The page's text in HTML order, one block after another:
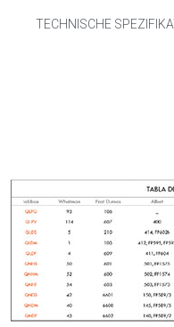
TECHNISCHE